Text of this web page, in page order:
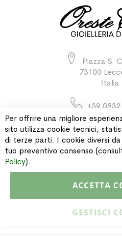
Piazza S.
73100
Italia
+39
INFORMAZIONI
Per offrire una migliore
sito utilizza cookie tecnici,
di terze parti. I cookie diversi
tuo preventivo consenso
Policy).
ACCETTA
GESTISCI